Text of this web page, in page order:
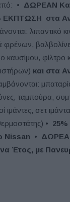
• ΔΩΡΕΑΝ
ΕΚΠΤΩΣΗ στα
λιπαντικό
καυσίμου, φίλτρο
και στα
ταμπούρα,
ιμάντες, σετ
•
Nissan •
Έτος, με